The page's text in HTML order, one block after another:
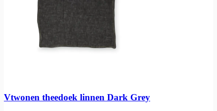
Vtwonen theedoek linnen Dark Grey